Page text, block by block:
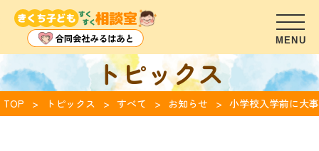
トピックス
TOP トピックス すべて お知らせ 小学校入学前に大